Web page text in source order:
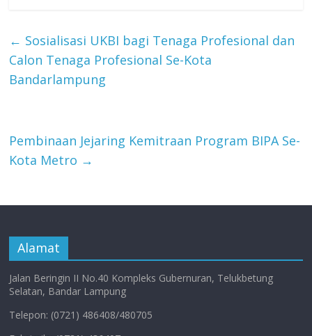
← Sosialisasi UKBI bagi Tenaga Profesional dan
Calon Tenaga Profesional Se-Kota
Bandarlampung
Pembinaan Jejaring Kemitraan Program BIPA Se-
Kota Metro →
Alamat
Jalan Beringin II No.40 Kompleks Gubernuran, Telukbetung
Selatan, Bandar Lampung
Telepon: (0721) 486408/480705